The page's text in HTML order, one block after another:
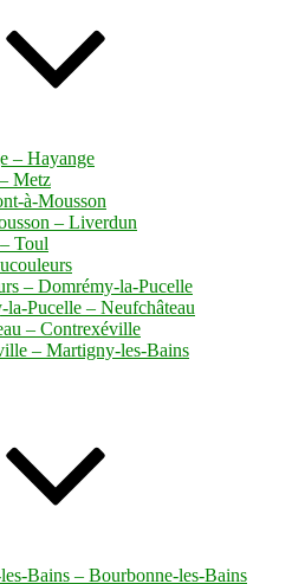
– Hayange
Metz
à-Mousson
– Liverdun
Toul
– Domrémy-la-Pucelle
la-Pucelle – Neufchâteau
– Contrexéville
– Martigny-les-Bains
Bains – Bourbonne-les-Bains